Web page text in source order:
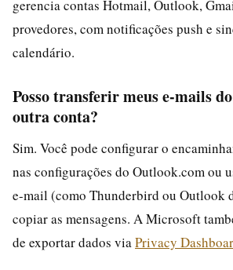
gerencia contas Hotmail, Outlook,
provedores, com notificações push e
calendário.
Posso transferir meus e-mails
outra conta?
Sim. Você pode configurar o
nas configurações do Outlook.com ou
e-mail (como Thunderbird ou Outlook
copiar as mensagens. A Microsoft
de exportar dados via Privacy